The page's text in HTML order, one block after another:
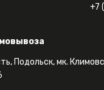
+7
Подольск, мк.